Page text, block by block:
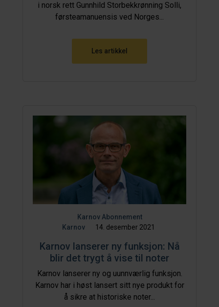
i norsk rett Gunnhild Storbekkrønning Solli,
førsteamanuensis ved Norges...
Les artikkel
Karnov Abonnement
Karnov
14. desember 2021
Karnov lanserer ny funksjon: Nå
blir det trygt å vise til noter
Karnov lanserer ny og uunnværlig funksjon.
Karnov har i høst lansert sitt nye produkt for
å sikre at historiske noter...